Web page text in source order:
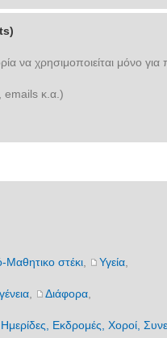
να χρησιμοποιείται μόνο
emails κ.α.)
Μαθητικο στέκι, Υγεία,
, Διάφορα,
Εκδρομές, Χοροί,